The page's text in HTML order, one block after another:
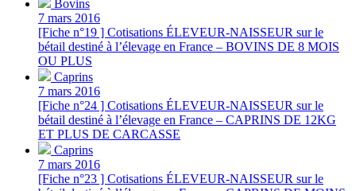
Bovins
7 mars 2016
[Fiche n°19 ] Cotisations ÉLEVEUR-NAISSEUR sur le
bétail destiné à l’élevage en France – BOVINS DE 8 MOIS
OU PLUS
Caprins
7 mars 2016
[Fiche n°24 ] Cotisations ÉLEVEUR-NAISSEUR sur le
bétail destiné à l’élevage en France – CAPRINS DE 12KG
ET PLUS DE CARCASSE
Caprins
7 mars 2016
[Fiche n°23 ] Cotisations ÉLEVEUR-NAISSEUR sur le